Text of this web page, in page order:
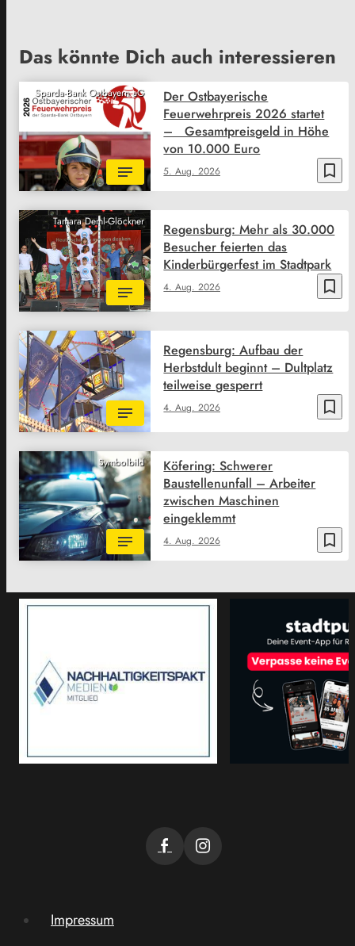
Das könnte Dich auch interessieren
Sparda-Bank Ostbayern eG
bookmark_border
5. Aug. 2026
Der Ostbayerische
Feuerwehrpreis 2026 startet
– Gesamtpreisgeld in Höhe
von 10.000 Euro
Tamara Deml-Glöckner
bookmark_border
4. Aug. 2026
Regensburg: Mehr als 30.000
Besucher feierten das
Kinderbürgerfest im Stadtpark
bookmark_border
4. Aug. 2026
Regensburg: Aufbau der
Herbstdult beginnt – Dultplatz
teilweise gesperrt
Symbolbild
bookmark_border
4. Aug. 2026
Köfering: Schwerer
Baustellenunfall – Arbeiter
zwischen Maschinen
eingeklemmt
Impressum